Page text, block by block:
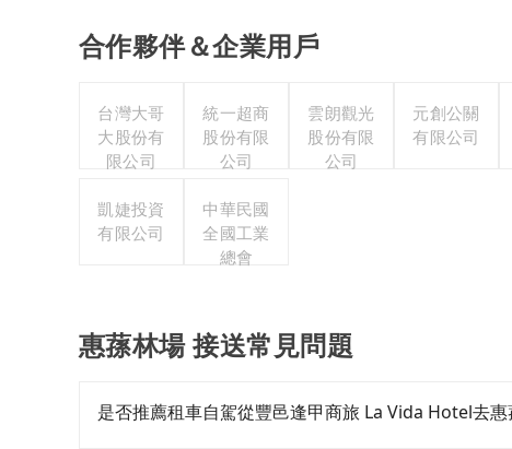
合作夥伴＆企業用戶
台灣大哥
大股份有
限公司
統一超商
股份有限
公司
雲朗觀光
股份有限
公司
元創公關
有限公司
凱婕投資
有限公司
中華民國
全國工業
總會
惠蓀林場 接送常見問題
是否推薦租車自駕從豐邑逢甲商旅 La Vida Hotel去惠